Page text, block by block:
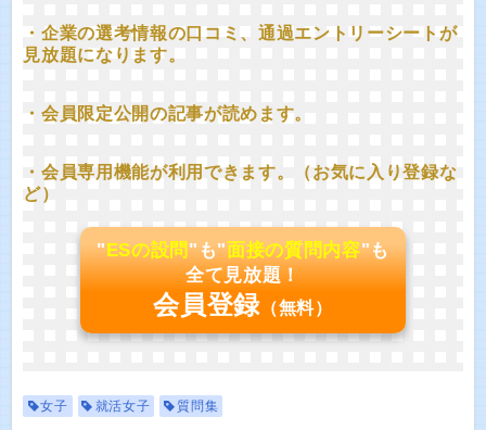
・企業の選考情報の口コミ、通過エントリーシートが
見放題になります。
・会員限定公開の記事が読めます。
・会員専用機能が利用できます。（お気に入り登録な
ど）
"ESの設問"も"面接の質問内容"も
全て見放題！
会員登録 （無料）
女子 就活女子 質問集